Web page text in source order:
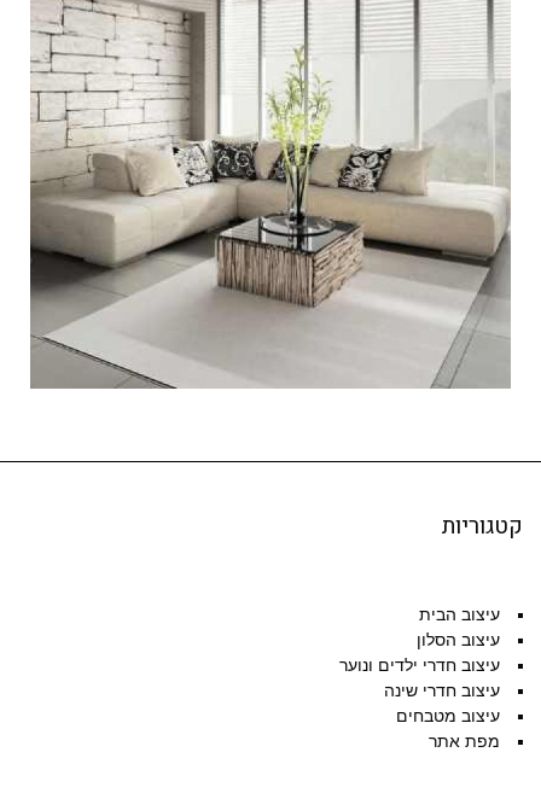
5 אקססוריז לבית שתקנו בזול
באינטרנט
העידן הדיגיטלי שבו אנחנו חיים מאפשר לנו להשיג
כמעט הכל גם בלי לצאת מהבית. במציאות שכזו רובנו
אכן מבלים פרקי
קטגוריות
עיצוב הבית
עיצוב הסלון
עיצוב חדרי ילדים ונוער
עיצוב חדרי שינה
עיצוב מטבחים
מפת אתר